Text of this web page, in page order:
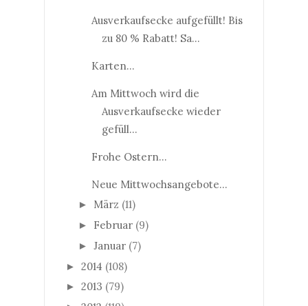
Ausverkaufsecke aufgefüllt! Bis
zu 80 % Rabatt! Sa...
Karten...
Am Mittwoch wird die
Ausverkaufsecke wieder
gefüll...
Frohe Ostern...
Neue Mittwochsangebote...
► März (11)
► Februar (9)
► Januar (7)
► 2014 (108)
► 2013 (79)